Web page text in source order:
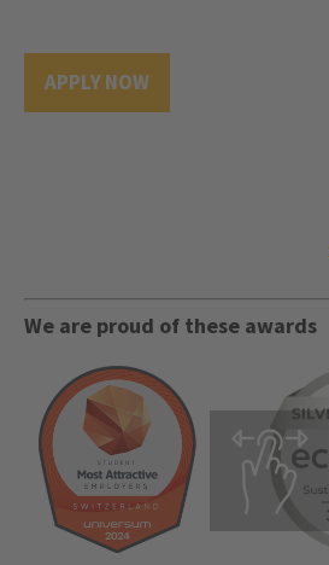
APPLY NOW
We are proud of these awards